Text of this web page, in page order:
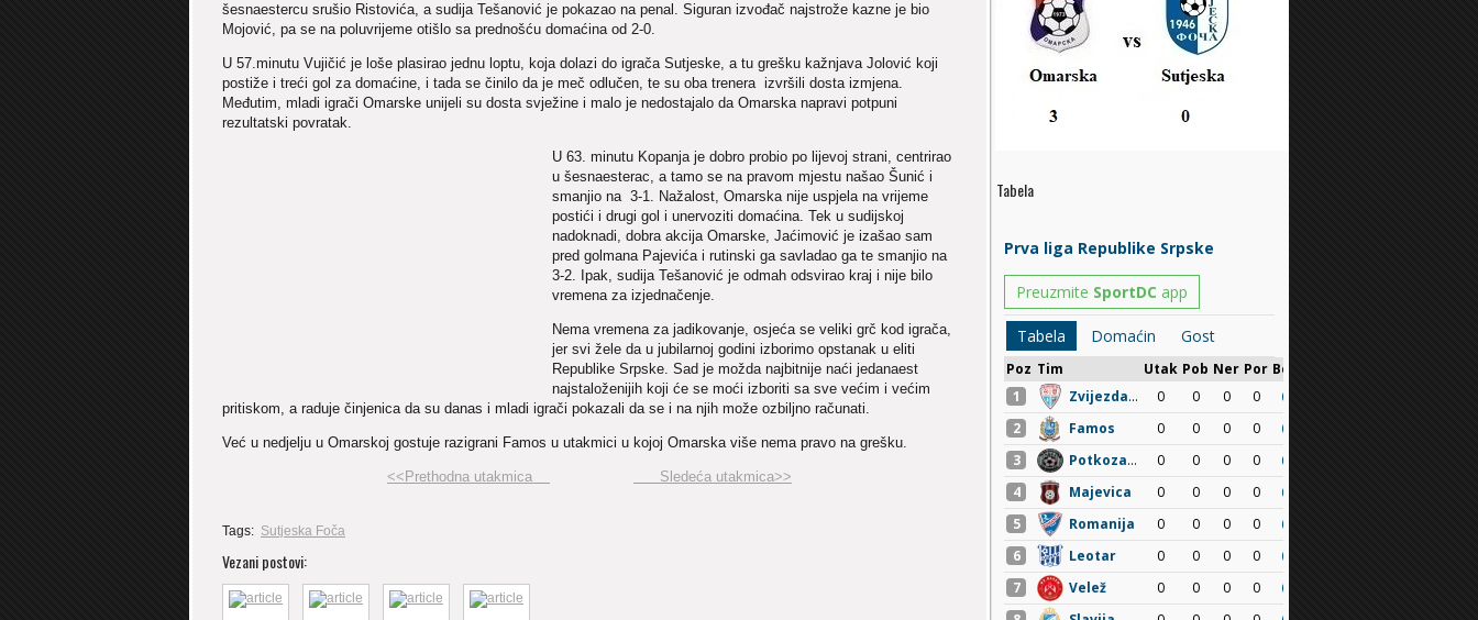
Tabela
šesnaestercu srušio Ristovića, a sudija Tešanović je pokazao na penal. Siguran izvođač najstrože kazne je bio
Mojović, pa se na poluvrijeme otišlo sa prednošću domaćina od 2-0.
U 57.minutu Vujičić je loše plasirao jednu loptu, koja dolazi do igrača Sutjeske, a tu grešku kažnjava Jolović koji
postiže i treći gol za domaćine, i tada se činilo da je meč odlučen, te su oba trenera izvršili dosta izmjena.
Međutim, mladi igrači Omarske unijeli su dosta svježine i malo je nedostajalo da Omarska napravi potpuni
rezultatski povratak.
U 63. minutu Kopanja je dobro probio po lijevoj strani, centrirao
u šesnaesterac, a tamo se na pravom mjestu našao Šunić i
smanjio na 3-1. Nažalost, Omarska nije uspjela na vrijeme
postići i drugi gol i unervoziti domaćina. Tek u sudijskoj
nadoknadi, dobra akcija Omarske, Jaćimović je izašao sam
pred golmana Pajevića i rutinski ga savladao ga te smanjio na
3-2. Ipak, sudija Tešanović je odmah odsvirao kraj i nije bilo
vremena za izjednačenje.
Nema vremena za jadikovanje, osjeća se veliki grč kod igrača,
jer svi žele da u jubilarnoj godini izborimo opstanak u eliti
Republike Srpske. Sad je možda najbitnije naći jedanaest
najstaloženijih koji će se moći izboriti sa sve većim i većim
pritiskom, a raduje činjenica da su danas i mladi igrači pokazali da se i na njih može ozbiljno računati.
Već u nedjelju u Omarskoj gostuje razigrani Famos u utakmici u kojoj Omarska više nema pravo na grešku.
<<Prethodna utakmica Sledeća utakmica>>
Tags: Sutjeska Foča
Vezani postovi: